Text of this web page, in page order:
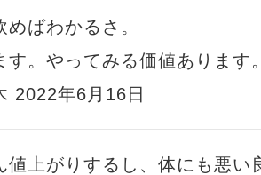
ばわかるさ。
す。やってみる価値あります
2022年6月16日
値上がりするし、体にも悪い